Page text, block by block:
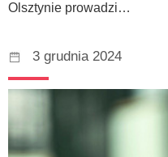
Olsztynie prowadzi…
3 grudnia 2024